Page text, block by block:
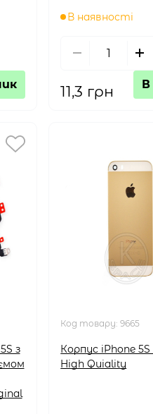
В наявності
11,3 грн В
з
Код товару:9665
Корпус iPhone
High Quiality